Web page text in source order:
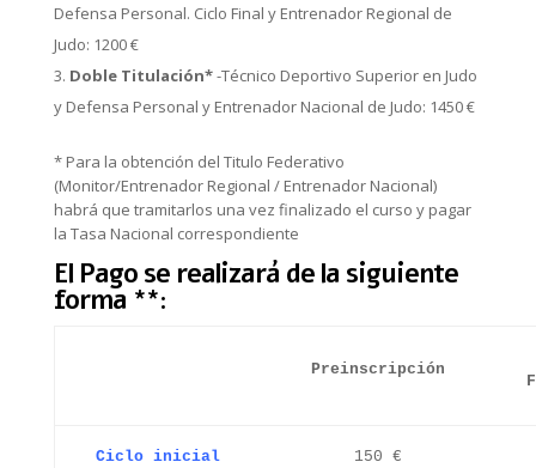
Defensa Personal. Ciclo Final y Entrenador Regional de
Judo: 1200 €
Doble Titulación*-Técnico Deportivo Superior en Judo
y Defensa Personal y Entrenador Nacional de Judo: 1450 €
* Para la obtención del Titulo Federativo
(Monitor/Entrenador Regional / Entrenador Nacional)
habrá que tramitarlos una vez finalizado el curso y pagar
la Tasa Nacional correspondiente
El Pago se realizará de la siguiente
forma **:
Preinscripción
Ciclo inicial 150 €